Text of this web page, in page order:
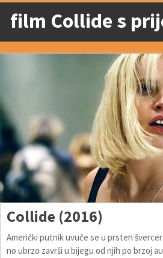
film Collide s
Collide (2016)
Američki putnik uvuče se u prsten
no ubrzo završi u bijegu od njih po brzoj